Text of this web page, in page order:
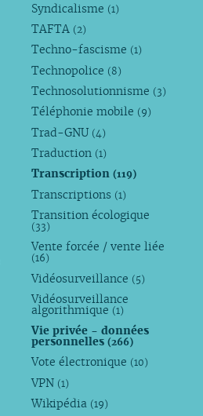
Syndicalisme (1)
TAFTA (2)
Techno-fascisme (1)
Technopolice (8)
Technosolutionnisme (3)
Téléphonie mobile (9)
Trad-GNU (4)
Traduction (1)
Transcription(119)
Transcriptions (1)
Transition écologique
(33)
Vente forcée / vente liée
(16)
Vidéosurveillance (5)
Vidéosurveillance
algorithmique (1)
Vie privée - données
personnelles(266)
Vote électronique (10)
VPN (1)
Wikipédia (19)